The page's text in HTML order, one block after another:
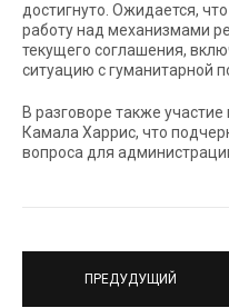
достигнуто. Ожидается,
работу над механизмами
текущего соглашения,
ситуацию с гуманитарной
В разговоре также
Камала Харрис, что
вопроса для
ПРЕДУДУЩИЙ